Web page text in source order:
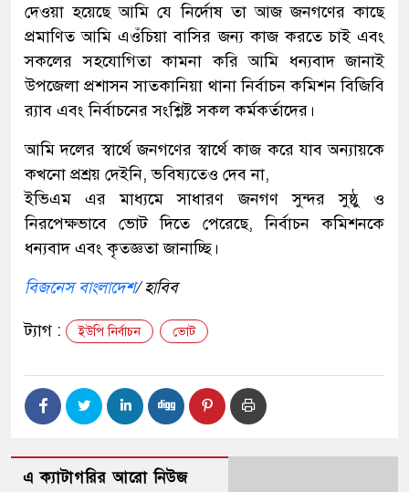
দেওয়া হয়েছে আমি যে নির্দোষ তা আজ জনগণের কাছে
প্রমাণিত আমি এওঁচিয়া বাসির জন্য কাজ করতে চাই এবং
সকলের সহযোগিতা কামনা করি আমি ধন্যবাদ জানাই
উপজেলা প্রশাসন সাতকানিয়া থানা নির্বাচন কমিশন বিজিবি
র‍্যাব এবং নির্বাচনের সংশ্লিষ্ট সকল কর্মকর্তাদের।
আমি দলের স্বার্থে জনগণের স্বার্থে কাজ করে যাব অন্যায়কে
কখনো প্রশ্রয় দেইনি, ভবিষ্যতেও দেব না,
ইভিএম এর মাধ্যমে সাধারণ জনগণ সুন্দর সুষ্ঠু ও
নিরপেক্ষভাবে ভোট দিতে পেরেছে, নির্বাচন কমিশনকে
ধন্যবাদ এবং কৃতজ্ঞতা জানাচ্ছি।
বিজনেস বাংলাদেশ/ হাবিব
ট্যাগ : ইউপি নির্বাচন ভোট
এ ক্যাটাগরির আরো নিউজ